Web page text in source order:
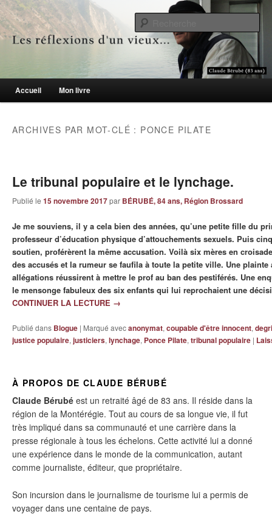
Les réflexions d'un vieux…
Le blogue des aînés de 65 ans et +
Menu principal
Aller au contenu principal
Aller au contenu secondaire
Accueil Mon livre
ARCHIVES PAR MOT-CLÉ : PONCE PILATE
Le tribunal populaire et le lynchage.
Publié le 15 novembre 2017par BÉRUBÉ, 84 ans, Région Brossard
Je me souviens, il y a cela bien des années, qu’une petite fille du
professeur d’éducation physique d’attouchements sexuels. Puis
soutien, proférèrent la même accusation. Voilà six mères en
des accusés et la rumeur se faufila à toute la petite ville. Une
allégations réussirent à mettre le prof au ban des pestiférés. Une
le mensonge fabuleux des six enfants qui lui reprochaient une
CONTINUER LA LECTURE →
Publié dans Blogue | Marqué avecanonymat, coupable d'être innocent,
justice populaire, justiciers, lynchage, Ponce Pilate, tribunal populaire |
À PROPOS DE CLAUDE BÉRUBÉ
Claude Bérubé est un retraité âgé de 83 ans. Il réside dans la
région de la Montérégie. Tout au cours de sa longue vie, il fut
très impliqué dans sa communauté et une carrière dans la
presse régionale à tous les échelons. Cette activité lui a donné
une expérience dans le monde de la communication, autant
comme journaliste, éditeur, que propriétaire.
Son incursion dans le journalisme de tourisme lui a permis de
voyager dans une centaine de pays.